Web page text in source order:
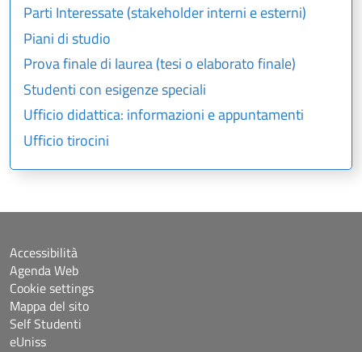
Parti Interessate (stakeholder interni e esterni)
Piani di studio
Prova finale di laurea (tesi o elaborato finale)
Studenti con esigenze speciali
Ufficio didattica: informazioni e appuntamenti
Ufficio tirocini
Accessibilità
Agenda Web
Cookie settings
Mappa del sito
Self Studenti
eUniss